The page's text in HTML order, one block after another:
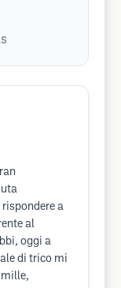
a
al
oggi a
di trico mi
mille,